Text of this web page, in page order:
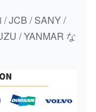
/ JCB / SANY /
/ YANMAR な